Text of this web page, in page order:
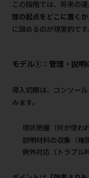
この段階では、将来の
理の起点をどこに置く
に固めるのが現実的です
モデル①：管理・説明
導入初期は、コンソー
みます。
現状把握（何が使わ
説明材料の収集（権
例外対応（トラブル